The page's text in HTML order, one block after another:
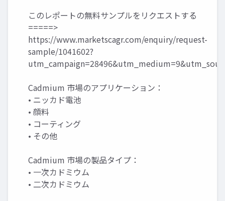
このレポートの無料サンプルをリクエストする
=====>
https://www.marketscagr.com/enquiry/request-
sample/1041602?
Cadmium 市場のアプリケーション：
• ニッカド電池
• 顔料
• コーティング
• その他
Cadmium 市場の製品タイプ：
• 一次カドミウム
• 二次カドミウム